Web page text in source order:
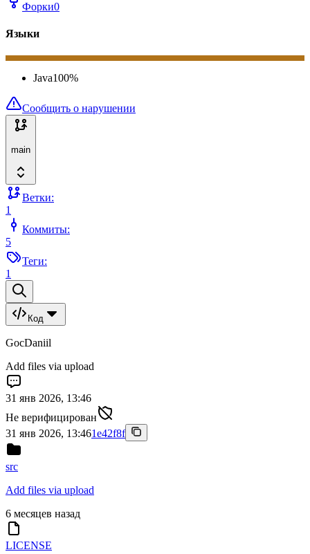
Форки0
Языки
Java100%
Сообщить о нарушении
main
Ветки:
1
Коммиты:
5
Теги:
1
Код
GocDaniil
Add files via upload
31 янв 2026, 13:46
Не верифицирован
31 янв 2026, 13:461e42f8f
src
Add files via upload
6 месяцев назад
LICENSE